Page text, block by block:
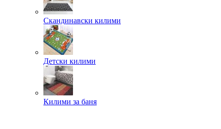
Скандинавски килими
Детски килими
Килими за баня